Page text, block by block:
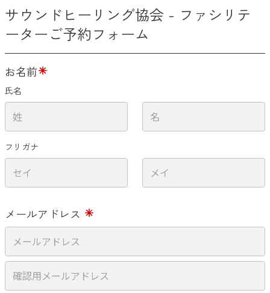
サウンドヒーリング協会 - ファシリテ
ーターご予約フォーム
お名前
氏名
フリガナ
メールアドレス